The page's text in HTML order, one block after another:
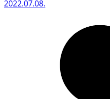
2022.07.08.